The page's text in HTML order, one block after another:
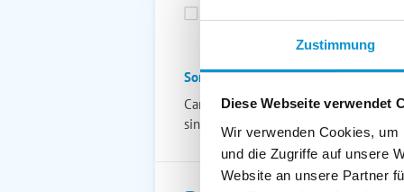
Zustimmung
Diese Webseite verwendet
Wir verwenden Cookies,
und die Zugriffe auf unsere
Website an unsere Partner
Sonstiges:
Carport zur Unterstellung von
sind mit Rücksicht auf Allergiker, nicht